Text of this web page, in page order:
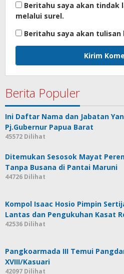
Beritahu saya akan tindak
melalui surel.
Beritahu saya akan tulisan
Berita Populer
Ini Daftar Nama dan Jabatan
Pj.Gubernur Papua Barat
45572 Dilihat
Ditemukan Sesosok Mayat
Tanpa Busana di Pantai Maruni
44726 Dilihat
Kompol Isaac Hosio Pimpin
Lantas dan Pengukuhan Kasat
42536 Dilihat
Pangkoarmada III Temui
XVIII/Kasuari
42097 Dilihat